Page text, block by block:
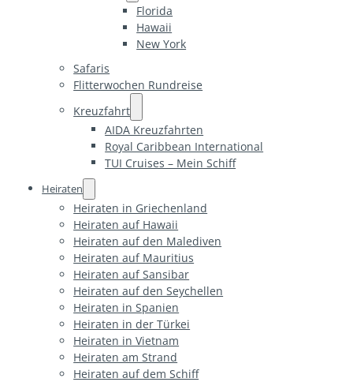
Florida
Hawaii
New York
Safaris
Flitterwochen Rundreise
Kreuzfahrt
AIDA Kreuzfahrten
Royal Caribbean International
TUI Cruises – Mein Schiff
Heiraten
Heiraten in Griechenland
Heiraten auf Hawaii
Heiraten auf den Malediven
Heiraten auf Mauritius
Heiraten auf Sansibar
Heiraten auf den Seychellen
Heiraten in Spanien
Heiraten in der Türkei
Heiraten in Vietnam
Heiraten am Strand
Heiraten auf dem Schiff